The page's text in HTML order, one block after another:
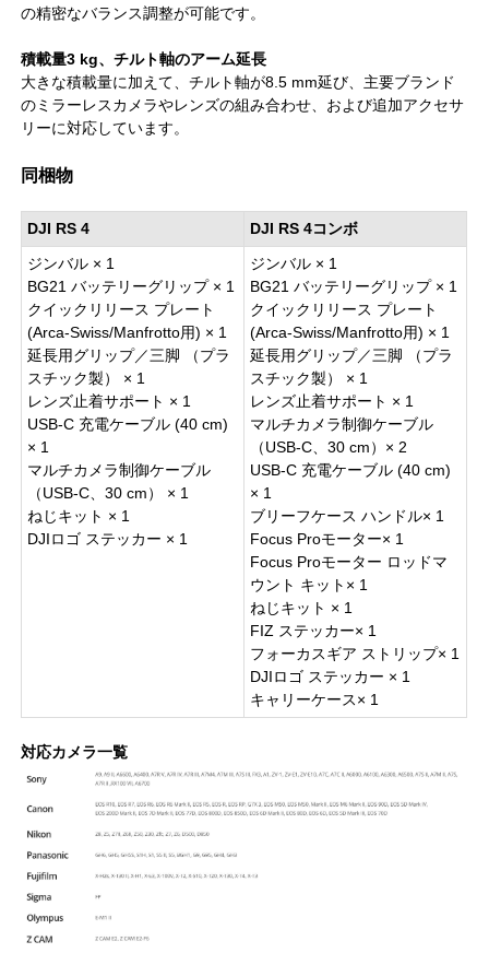
の精密なバランス調整が可能です。
積載量3 kg、チルト軸のアーム延長
大きな積載量に加えて、チルト軸が8.5 mm延び、主要ブランド
のミラーレスカメラやレンズの組み合わせ、および追加アクセサ
リーに対応しています。
同梱物
DJI RS 4
DJI RS 4コンボ
ジンバル × 1
BG21 バッテリーグリップ × 1
クイックリリース プレート
(Arca-Swiss/Manfrotto用) × 1
延長用グリップ／三脚 （プラ
スチック製） × 1
レンズ止着サポート × 1
USB-C 充電ケーブル (40 cm)
× 1
マルチカメラ制御ケーブル
（USB-C、30 cm） × 1
ねじキット × 1
DJIロゴ ステッカー × 1
ジンバル × 1
BG21 バッテリーグリップ × 1
クイックリリース プレート
(Arca-Swiss/Manfrotto用) × 1
延長用グリップ／三脚 （プラ
スチック製） × 1
レンズ止着サポート × 1
マルチカメラ制御ケーブル
（USB-C、30 cm）× 2
USB-C 充電ケーブル (40 cm)
× 1
ブリーフケース ハンドル× 1
Focus Proモーター× 1
Focus Proモーター ロッドマ
ウント キット× 1
ねじキット × 1
FIZ ステッカー× 1
フォーカスギア ストリップ× 1
DJIロゴ ステッカー × 1
キャリーケース× 1
対応カメラ一覧